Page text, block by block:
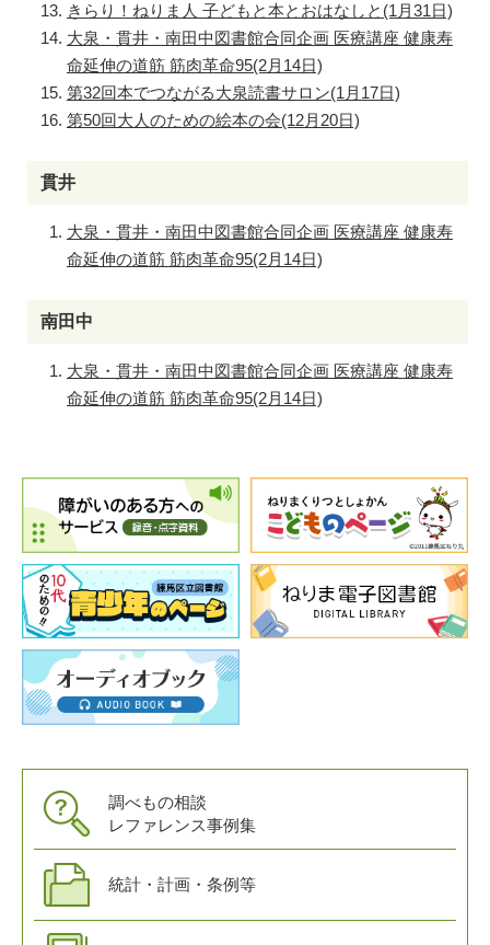
調べもの相談
レファレンス事例集
統計・計画・条例等
きらり！ねりま人 子どもと本とおはなしと(1月31日)
大泉・貫井・南田中図書館合同企画 医療講座 健康寿
命延伸の道筋 筋肉革命95(2月14日)
第32回本でつながる大泉読書サロン(1月17日)
第50回大人のための絵本の会(12月20日)
貫井
大泉・貫井・南田中図書館合同企画 医療講座 健康寿
命延伸の道筋 筋肉革命95(2月14日)
南田中
大泉・貫井・南田中図書館合同企画 医療講座 健康寿
命延伸の道筋 筋肉革命95(2月14日)